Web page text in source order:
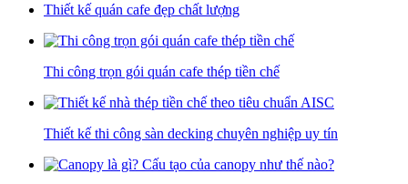
Thiết kế quán cafe đẹp chất lượng
Thi công trọn gói quán cafe thép tiền chế
Thiết kế thi công sàn decking chuyên nghiệp uy tín